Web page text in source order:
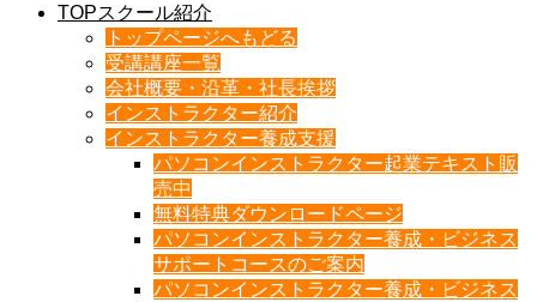
TOPスクール紹介
トップページへもどる
受講講座一覧
会社概要・沿革・社長挨拶
インストラクター紹介
インストラクター養成支援
パソコンインストラクター起業テキスト販
売中
無料特典ダウンロードページ
パソコンインストラクター養成・ビジネス
サポートコースのご案内
パソコンインストラクター養成・ビジネス